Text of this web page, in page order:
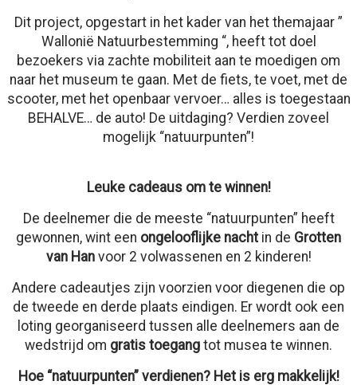
Dit project, opgestart in het kader van het themajaar ”
Wallonië Natuurbestemming “, heeft tot doel
bezoekers via zachte mobiliteit aan te moedigen om
naar het museum te gaan. Met de fiets, te voet, met de
scooter, met het openbaar vervoer… alles is toegestaan
​​BEHALVE… de auto! De uitdaging? Verdien zoveel
mogelijk “natuurpunten”!
Leuke cadeaus om te winnen!
De deelnemer die de meeste “natuurpunten” heeft
gewonnen, wint een ongelooflijke nacht in de Grotten
van Hanvoor 2 volwassenen en 2 kinderen!
Andere cadeautjes zijn voorzien voor diegenen die op
de tweede en derde plaats eindigen. Er wordt ook een
loting georganiseerd tussen alle deelnemers aan de
wedstrijd om gratis toegang tot musea te winnen.
Hoe “natuurpunten” verdienen? Het is erg makkelijk!